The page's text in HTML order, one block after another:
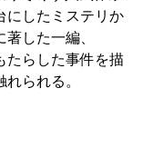
にしたミステリか
した一編、
たらした事件を描
られる。